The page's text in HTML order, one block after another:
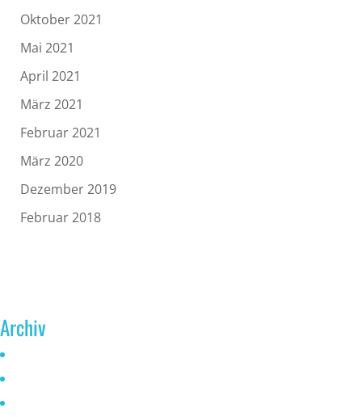
Oktober 2021
Mai 2021
April 2021
März 2021
Februar 2021
März 2020
Dezember 2019
Februar 2018
Archiv